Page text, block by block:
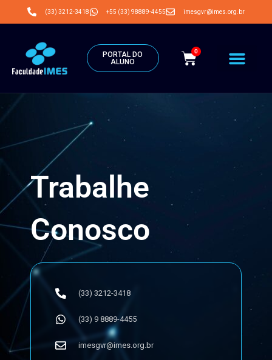
(33) 3212-3418 +55 (33) 98889-4455 imesgvr@imes.org.br
PORTAL DO
ALUNO
0
Trabalhe
Conosco
(33) 3212-3418
(33) 9 8889-4455
imesgvr@imes.org.br